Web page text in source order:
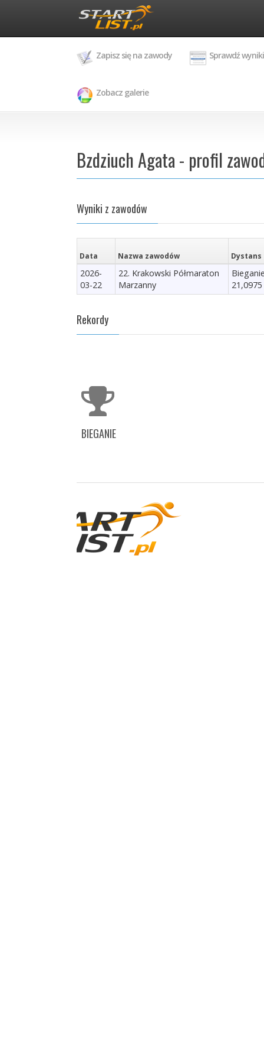
Zapisz się na zawody Sprawdź wyniki
Zobacz galerie
Bzdziuch Agata - profil
Wyniki z zawodów
Data Nazwa zawodów Dystans
2026-
03-22
22. Krakowski Półmaraton
Marzanny
Rekordy
BIEGANIE